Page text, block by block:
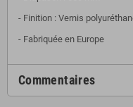
- Finition : Vernis
- Fabriquée en Europe
Commentaires